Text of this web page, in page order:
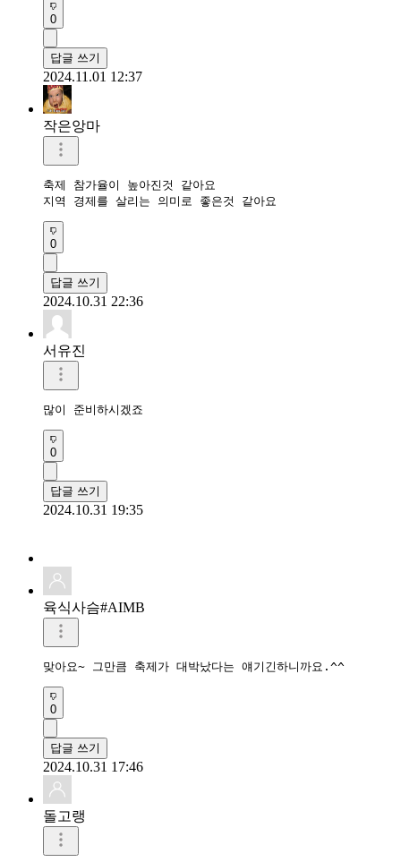
0
답글 쓰기
2024.11.01 12:37
작은앙마
축제 참가율이 높아진것 같아요
지역 경제를 살리는 의미로 좋은것 같아요
0
답글 쓰기
2024.10.31 22:36
서유진
많이 준비하시겠죠
0
답글 쓰기
2024.10.31 19:35
육식사슴#AIMB
맞아요~ 그만큼 축제가 대박났다는 얘기긴하니까요.^^
0
답글 쓰기
2024.10.31 17:46
돌고랭